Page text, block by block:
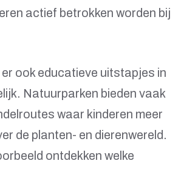
actief betrokken worden bij
ook educatieve uitstapjes in
Natuurparken bieden vaak
waar kinderen meer
de planten- en dierenwereld.
ontdekken welke